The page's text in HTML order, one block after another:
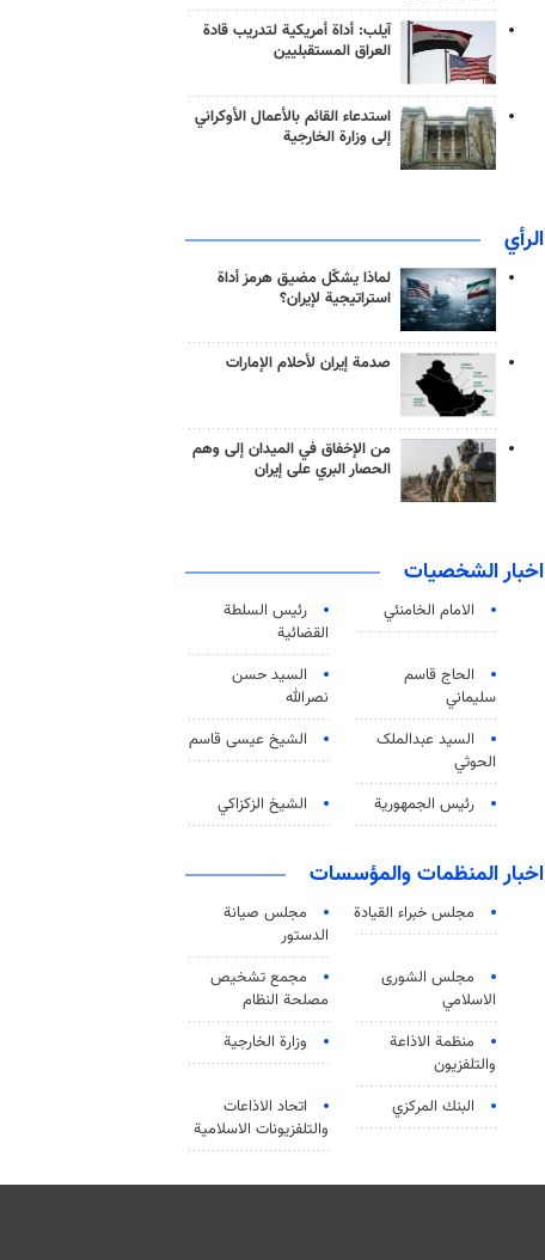
آيلب: أداة أمريكية لتدريب قادة
العراق المستقبليين
استدعاء القائم بالأعمال الأوكراني
إلى وزارة الخارجية
الرأي
لماذا يشكّل مضيق هرمز أداة
استراتيجية لإيران؟
صدمة إيران لأحلام الإمارات
من الإخفاق في الميدان إلى وهم
الحصار البري على إيران
اخبار الشخصيات
الامام الخامنئي
رئیس السلطة
القضائیة
الحاج قاسم
سليماني
السيد حسن
نصرالله
السید عبدالملک
الحوثي
الشيخ عيسى قاسم
رئيس الجمهورية الشيخ الزكزاكي
اخبار المنظمات والمؤسسات
مجلس خبراء القيادة
مجلس صيانة
الدستور
مجلس الشورى
الاسلامي
مجمع تشخيص
مصلحة النظام
منظمة الاذاعة
والتلفزیون
وزارة الخارجية
البنك المركزي
اتحاد الاذاعات
والتلفزيونات الاسلامية